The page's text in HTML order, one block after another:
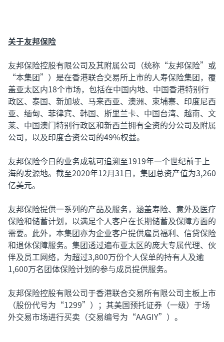
关于友邦保险
友邦保险控股有限公司及其附属公司（统称“友邦保险”或
“本集团”）是在香港联合交易所上市的人寿保险集团，覆
盖亚太区内18个市场，包括在中国内地、中国香港特别行
政区、泰国、新加坡、马来西亚、澳洲、柬埔寨、印度尼西
亚、缅甸、菲律宾、韩国、斯里兰卡、中国台湾、越南、文
莱、中国澳门特别行政区和新西兰拥有全资的分公司及附属
公司，以及印度合资公司的49%权益。
友邦保险今日的业务成就可追溯至1919年一个世纪前于上
海的发源地。截至2020年12月31日，集团总资产值为3,260
亿美元。
友邦保险提供一系列的产品及服务，涵盖寿险、意外及医疗
保险和储蓄计划，以满足个人客户在长期储蓄及保障方面的
需要。此外，本集团亦为企业客户提供雇员福利、信贷保险
和退休保障服务。集团透过遍布亚太区的庞大专属代理、伙
伴及员工网络，为超过3,800万份个人保单的持有人及逾
1,600万名团体保险计划的参与成员提供服务。
友邦保险控股有限公司于香港联合交易所有限公司主板上市
（股份代号为“1299”）；其美国预托证券（一级）于场
外交易市场进行买卖（交易编号为“AAGIY”）。